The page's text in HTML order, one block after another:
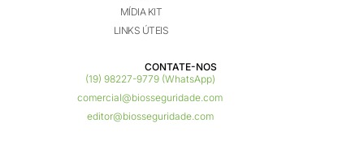
MÍDIA KIT
LINKS ÚTEIS
CONTATE-NOS ​
(19) 98227-9779 (WhatsApp)
comercial@biosseguridade.com
editor@biosseguridade.com